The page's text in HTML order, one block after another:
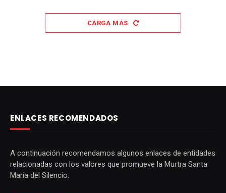
CARGA MÁS
ENLACES RECOMENDADOS
A continuación recomendamos algunos enlaces de entidades
relacionadas con los valores que promueve la Murtra Santa
María del Silencio.